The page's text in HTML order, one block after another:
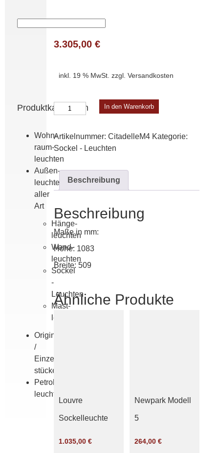
Produktkategorien
Wohn­
raum­
leuchten
Außen­
leuchten
aller
Art
Hänge­
leuchten
Wand­
leuchten
Sockel
-
Leuchten
Mast­
leuchten
Originale
/
Einzel­
stücke
Petroleum­
leuchten
3.305,00 €
inkl. 19 % MwSt. zzgl. Versandkosten
Citadelle
Modell
Menge
In den Warenkorb
Artikelnummer: CitadelleM4 Kategorie:
Sockel - Leuchten
Beschreibung
Beschreibung
Maße in mm:
Höhe: 1083
Breite: 509
Ähnliche Produkte
Louvre
Sockelleuchte
1.035,00 €
Newpark Modell
5
264,00 €